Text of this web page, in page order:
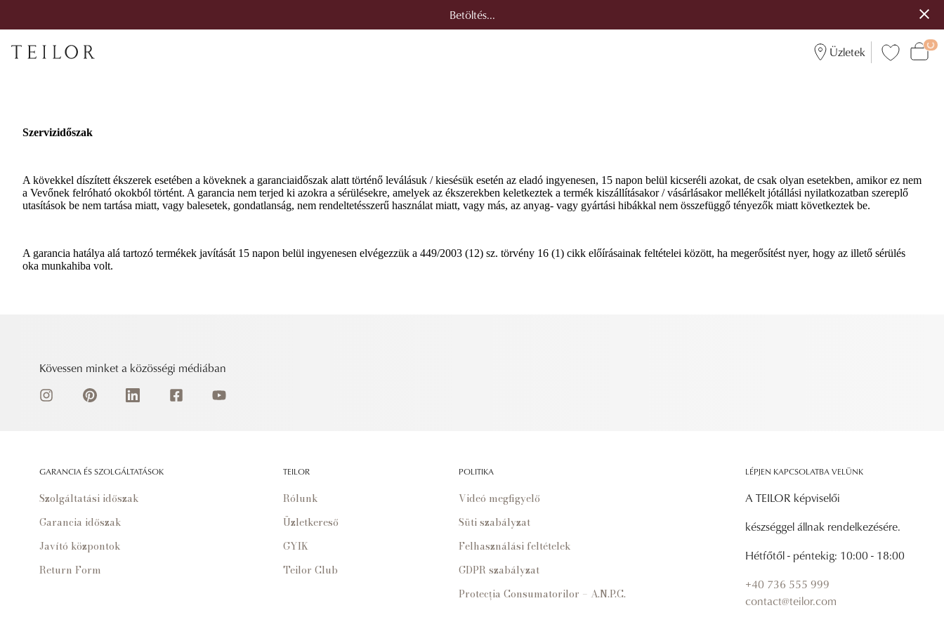
Betöltés...
Üzletek
Szervizidőszak
A kövekkel díszített ékszerek esetében a köveknek a garanciaidőszak alatt történő leválásuk / kiesésük esetén az eladó ingyenesen, 15 napon belül kicseréli azokat, de csak olyan esetekben, amikor ez nem
a Vevőnek felróható okokból történt. A garancia nem terjed ki azokra a sérülésekre, amelyek az ékszerekben keletkeztek a termék kiszállításakor / vásárlásakor mellékelt jótállási nyilatkozatban szereplő
utasítások be nem tartása miatt, vagy balesetek, gondatlanság, nem rendeltetésszerű használat miatt, vagy más, az anyag- vagy gyártási hibákkal nem összefüggő tényezők miatt következtek be.
A garancia hatálya alá tartozó termékek javítását 15 napon belül ingyenesen elvégezzük a 449/2003 (12) sz. törvény 16 (1) cikk előírásainak feltételei között, ha megerősítést nyer, hogy az illető sérülés
oka munkahiba volt.
Kövessen minket a közösségi médiában
GARANCIA ÉS SZOLGÁLTATÁSOK
Szolgáltatási időszak
Garancia időszak
Javító központok
Return Form
TEILOR
Rólunk
Üzletkereső
GYIK
Teilor Club
POLITIKA
Videó megfigyelő
Süti szabályzat
Felhasználási feltételek
GDPR szabályzat
Protecția Consumatorilor – A.N.P.C.
LÉPJEN KAPCSOLATBA VELÜNK
A TEILOR képviselői
készséggel állnak rendelkezésére.
Hétfőtől - péntekig: 10:00 - 18:00
+40 736 555 999
contact@teilor.com